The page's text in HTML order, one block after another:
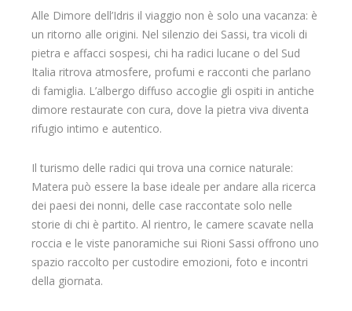
Alle Dimore dell’Idris il viaggio non è solo una vacanza: è
un ritorno alle origini. Nel silenzio dei Sassi, tra vicoli di
pietra e affacci sospesi, chi ha radici lucane o del Sud
Italia ritrova atmosfere, profumi e racconti che parlano
di famiglia. L’albergo diffuso accoglie gli ospiti in antiche
dimore restaurate con cura, dove la pietra viva diventa
rifugio intimo e autentico.
Il turismo delle radici qui trova una cornice naturale:
Matera può essere la base ideale per andare alla ricerca
dei paesi dei nonni, delle case raccontate solo nelle
storie di chi è partito. Al rientro, le camere scavate nella
roccia e le viste panoramiche sui Rioni Sassi offrono uno
spazio raccolto per custodire emozioni, foto e incontri
della giornata.